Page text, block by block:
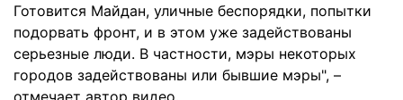
Готовится Майдан, уличные беспорядки, попытки
подорвать фронт, и в этом уже задействованы
серьезные люди. В частности, мэры некоторых
городов задействованы или бывшие мэры", –